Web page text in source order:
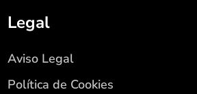
Legal
Aviso Legal
Política de Cookies